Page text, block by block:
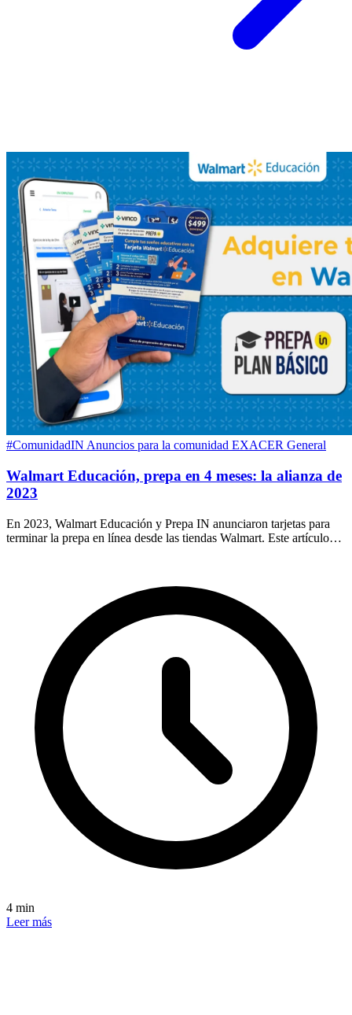
#ComunidadIN Anuncios para la comunidad EXACER General
Walmart Educación, prepa en 4 meses: la alianza de
2023
En 2023, Walmart Educación y Prepa IN anunciaron tarjetas para
terminar la prepa en línea desde las tiendas Walmart. Este artículo
4 min
Leer más